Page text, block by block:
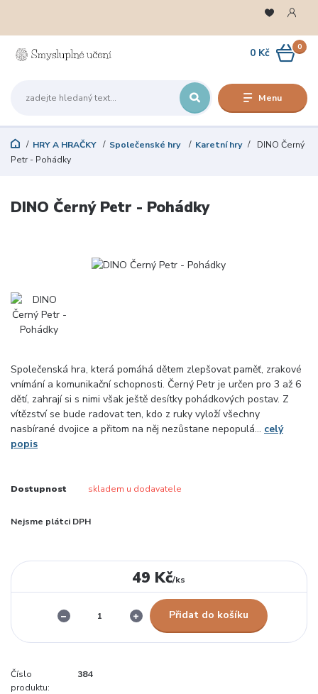
Menu
0
0 Kč
HRY A HRAČKY Společenské hry Karetní hry
DINO Černý
Petr - Pohádky
DINO Černý Petr - Pohádky
Společenská hra, která pomáhá dětem zlepšovat paměť, zrakové
vnímání a komunikační schopnosti. Černý Petr je určen pro 3 až 6
dětí, zahrají si s nimi však ještě desítky pohádkových postav. Z
vítězství se bude radovat ten, kdo z ruky vyloží všechny
nasbírané dvojice a přitom na něj nezůstane nepopulá... celý
popis
Dostupnost skladem u dodavatele
Nejsme plátci DPH
49 Kč/ks
Přidat do košíku
Číslo
produktu:
384